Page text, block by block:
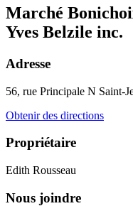
Marché
Yves Belzile inc.
Adresse
56, rue Principale N Saint-
Obtenir des directions
Propriétaire
Edith Rousseau
Nous joindre